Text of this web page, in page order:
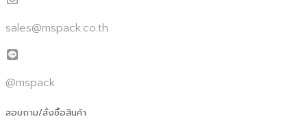
sales@mspack.co.th
@mspack
สอบถาม/สั่งซื้อสินค้า